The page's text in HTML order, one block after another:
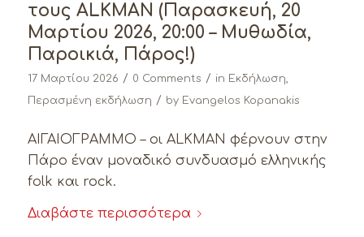
τους ALKMAN (Παρασκευή, 20
Μαρτίου 2026, 20:00 – Μυθωδία,
Παροικιά, Πάρος!)
17 Μαρτίου 2026 / 0 Comments / in Εκδήλωση,
Περασμένη εκδήλωση / by Evangelos Kopanakis
ΑΙΓΑΙΟΓΡΑΜΜΟ – οι ALKMAN φέρνουν στην
Πάρο έναν μοναδικό συνδυασμό ελληνικής
folk και rock.
Διαβάστε περισσότερα